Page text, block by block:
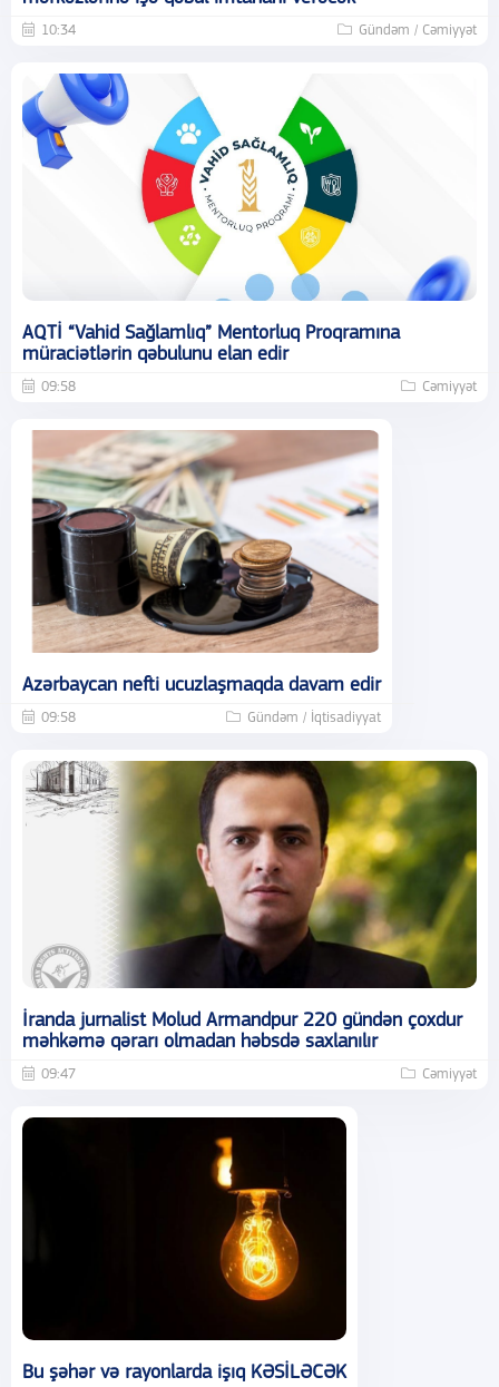
10:34 Gündəm / Cəmiyyət
AQTİ “Vahid Sağlamlıq” Mentorluq Proqramına
müraciətlərin qəbulunu elan edir
09:58 Cəmiyyət
Azərbaycan nefti ucuzlaşmaqda davam edir
09:58 Gündəm / İqtisadiyyat
İranda jurnalist Molud Armandpur 220 gündən çoxdur
məhkəmə qərarı olmadan həbsdə saxlanılır
09:47 Cəmiyyət
Bu şəhər və rayonlarda işıq KƏSİLƏCƏK